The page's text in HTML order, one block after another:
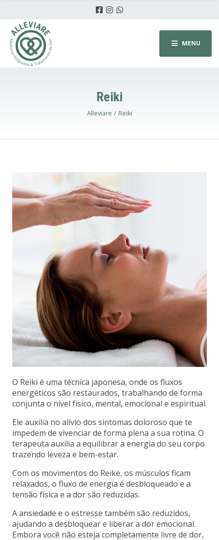
MENU
Reiki
Alleviare Reiki
O Reiki é uma técnica japonesa, onde os fluxos
energéticos são restaurados, trabalhando de forma
conjunta o nível físico, mental, emocional e espiritual.
Ele auxilia no alívio dos sintomas doloroso que te
impedem de vivenciar de forma plena a sua rotina. O
terapeuta auxilia a equilibrar a energia do seu corpo
trazendo leveza e bem-estar.
Com os movimentos do Reike, os músculos ficam
relaxados, o fluxo de energia é desbloqueado e a
tensão física e a dor são reduzidas.
A ansiedade e o estresse também são reduzidos,
ajudando a desbloquear e liberar a dor emocional.
Embora você não esteja completamente livre de dor,